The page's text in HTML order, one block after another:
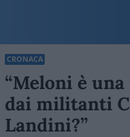
CRONACA
“Meloni è
dai militanti
Landini?”